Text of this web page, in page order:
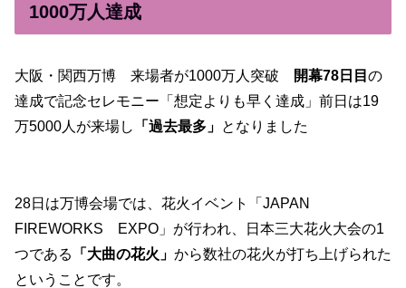
1000万人達成
大阪・関西万博 来場者が1000万人突破 開幕78日目 の
達成で記念セレモニー「想定よりも早く達成」前日は19
万5000人が来場し
「過去最多」 となりました
28日は万博会場では、花火イベント「JAPAN
FIREWORKS EXPO」が行われ、日本三大花火大会の1
つである
「大曲の花火」 から数社の花火が打ち上げられた
ということです。